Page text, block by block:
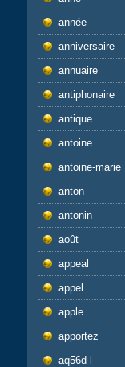
année
anniversaire
annuaire
antiphonaire
antique
antoine
antoine-marie
anton
antonin
août
appeal
appel
apple
apportez
aq56d-l